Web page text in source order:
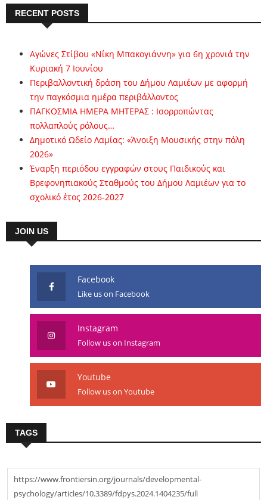
RECENT POSTS
Αγώνες Στίβου «Νίκη Μπακογιάννη» για 6η χρονιά την
Κυριακή 7 Ιουνίου
Περιβαλλοντική δράση του Δήμου Λαμιέων με αφορμή
την παγκόσμια ημέρα περιβάλλοντος
ΠΑΓΚΟΣΜΙΑ ΗΜΕΡΑ ΜΗΤΕΡΑΣ : Ισορροπώντας
πολλαπλούς ρόλους…
Δημοτικό Ωδείο Λαμίας: «Άνοιξη Μουσικής στην πόλη
2026»
Έναρξη περιόδου εγγραφών στους Παιδικούς και
Βρεφονηπιακούς Σταθμούς του Δήμου Λαμιέων για το
σχολικό έτος 2026-2027
JOIN US
Facebook
Like us on Facebook
Instagram
Follow us on Instagram
Youtube
Follow us on Youtube
TAGS
https://www.frontiersin.org/journals/developmental-
psychology/articles/10.3389/fdpys.2024.1404235/full